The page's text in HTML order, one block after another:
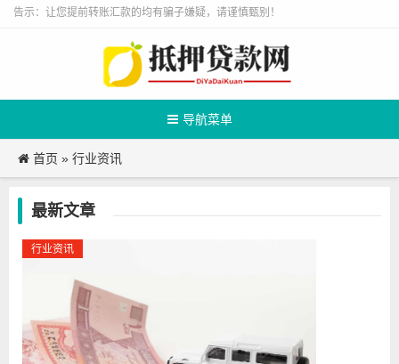
告示：让您提前转账汇款的均有骗子嫌疑，请谨慎甄别！
导航菜单
首页 » 行业资讯
最新文章
行业资讯